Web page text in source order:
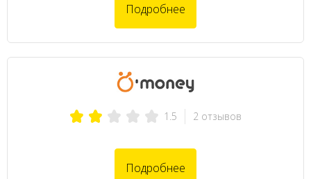
Подробнее
1.5 2 отзывов
Подробнее